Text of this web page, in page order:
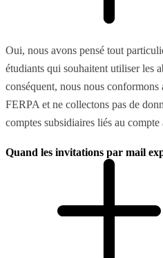
Oui, nous avons pensé tout
étudiants qui souhaitent utiliser les
conséquent, nous nous
FERPA et ne collectons pas de
comptes subsidiaires liés au compte
Quand les invitations par mail